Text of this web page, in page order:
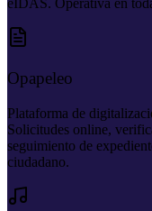
eIDAS. Operativa en
Opapeleo
Plataforma de
Solicitudes online,
seguimiento de
ciudadano.